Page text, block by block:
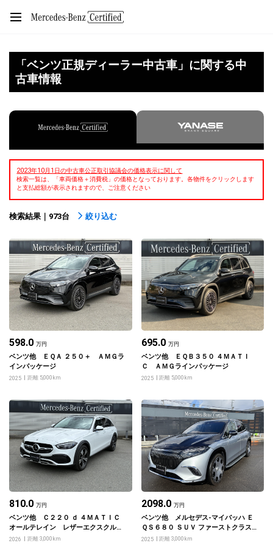
「ベンツ正規ディーラー中古車」に関する中
古車情報
2023年10月1日の中古車公正取引協議会の価格表示に関して
検索一覧は、「車両価格＋消費税」の価格となっております。各物件をクリックします
と支払総額が表示されますので、ご注意ください
検索結果｜973台 絞り込む
598.0 万円
ベンツ他 ＥＱＡ ２５０＋ ＡＭＧラ
インパッケージ
2025 距離 5,000km
695.0 万円
ベンツ他 ＥＱＢ３５０ ４ＭＡＴＩ
Ｃ ＡＭＧラインパッケージ
2025 距離 5,000km
810.0 万円
ベンツ他 Ｃ２２０ ｄ ４ＭＡＴＩＣ
オールテレイン レザーエクスクルー
シブパッケージ
2026 距離 3,000km
2098.0 万円
ベンツ他 メルセデス‐マイバッハ Ｅ
ＱＳ６８０ ＳＵＶ ファーストクラス
パッケージ
2025 距離 3,000km